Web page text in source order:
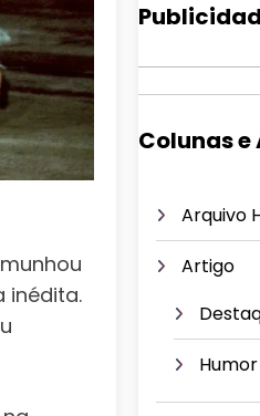
inédita.
Colunas e
Arquivo
Artigo
Humor